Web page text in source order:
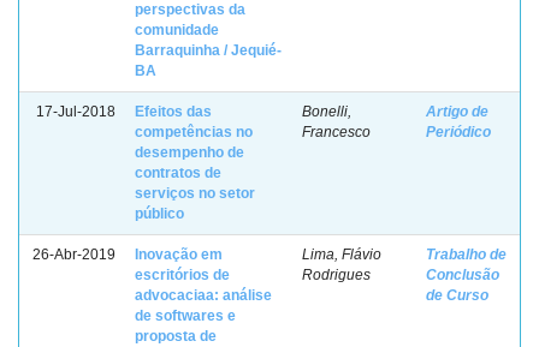
perspectivas da
comunidade
Barraquinha / Jequié-
BA
17-Jul-2018
Efeitos das
competências no
desempenho de
contratos de
serviços no setor
público
Bonelli,
Francesco
Artigo de
Periódico
26-Abr-2019
Inovação em
escritórios de
advocaciaa: análise
de softwares e
proposta de
Lima, Flávio
Rodrigues
Trabalho de
Conclusão
de Curso